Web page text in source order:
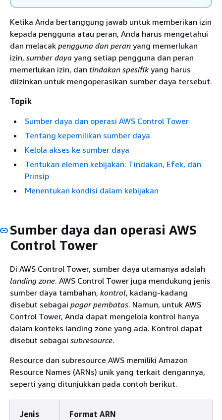
Ketika Anda bertanggung jawab untuk memberikan izin
kepada pengguna atau peran, Anda harus mengetahui
dan melacak pengguna dan peran yang memerlukan
izin, sumber daya yang setiap pengguna dan peran
memerlukan izin, dan tindakan spesifikyang harus
diizinkan untuk mengoperasikan sumber daya tersebut.
Topik
Sumber daya dan operasi AWS Control Tower
Tentang kepemilikan sumber daya
Kelola akses ke sumber daya
Tentukan elemen kebijakan: Tindakan, Efek, dan
Prinsip
Menentukan kondisi dalam kebijakan
Sumber daya dan operasi AWS
Control Tower
Di AWS Control Tower, sumber daya utamanya adalah
landing zone. AWS Control Tower juga mendukung jenis
sumber daya tambahan, kontrol, kadang-kadang
disebut sebagai pagar pembatas. Namun, untuk AWS
Control Tower, Anda dapat mengelola kontrol hanya
dalam konteks landing zone yang ada. Kontrol dapat
disebut sebagai subresource.
Resource dan subresource AWS memiliki Amazon
Resource Names (ARNs) unik yang terkait dengannya,
seperti yang ditunjukkan pada contoh berikut.
Jenis
Format ARN